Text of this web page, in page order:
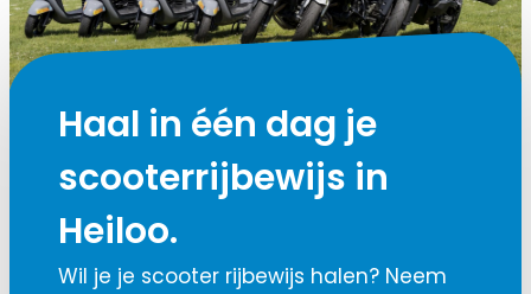
Haal in één dag je
scooterrijbewijs in
Heiloo.
Wil je je scooter rijbewijs halen? Neem